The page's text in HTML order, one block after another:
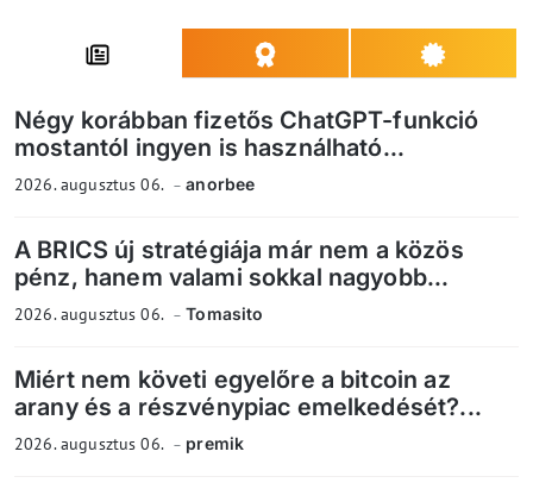
Négy korábban fizetős ChatGPT-funkció
mostantól ingyen is használható...
2026. augusztus 06. anorbee
A BRICS új stratégiája már nem a közös
pénz, hanem valami sokkal nagyobb...
2026. augusztus 06. Tomasito
Miért nem követi egyelőre a bitcoin az
arany és a részvénypiac emelkedését?...
2026. augusztus 06. premik